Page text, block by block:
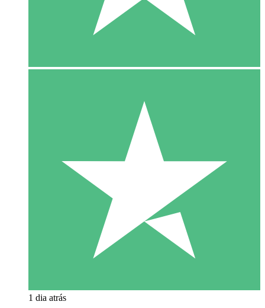
1 dia atrás